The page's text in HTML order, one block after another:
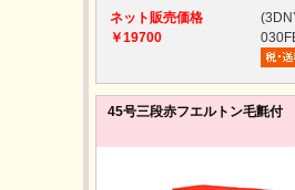
ネット販売価格
￥19700
45号三段赤フエルトン毛氈付